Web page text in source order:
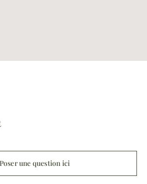
Poser une question ici